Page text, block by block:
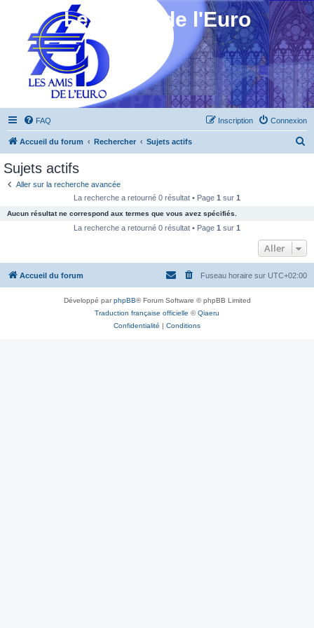
Les Amis de l'Euro
FAQ Connexion
Inscription
Accueil du forum Rechercher Sujets actifs
c
e
Sujets actifs
Aller sur la recherche avancée
La recherche a retourné 0 résultat • Page 1 sur 1
Aucun résultat ne correspond aux termes que vous avez spécifiés.
La recherche a retourné 0 résultat • Page 1 sur 1
Aller
Accueil du forum Fuseau horaire sur UTC+02:00
Développé parphpBB® Forum Software © phpBB Limited
Traduction française officielle ©Qiaeru
Confidentialité | Conditions